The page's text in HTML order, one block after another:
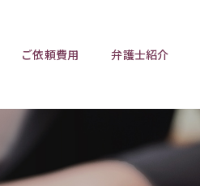
遺産分割調停
ご依頼費用 弁護士紹介